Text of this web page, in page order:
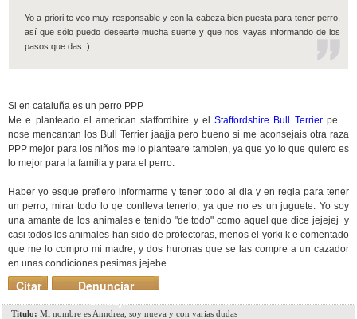
Yo a priori te veo muy responsable y con la cabeza bien puesta para tener perro,
así que sólo puedo desearte mucha suerte y que nos vayas informando de los
pasos que das :).
Si en cataluña es un perro PPP
Me e planteado el american staffordhire y elStaffordshire Bull Terrierpero,
nose mencantan los Bull Terrier jaajja pero bueno si me aconsejais otra raza
PPP mejor para los niños me lo planteare tambien, ya que yo lo que quiero es
lo mejor para la familia y para el perro.
Haber yo esque prefiero informarme y tener todo al dia y en regla para tener
un perro, mirar todo lo qe conlleva tenerlo, ya que no es un juguete. Yo soy
una amante de los animales e tenido "de todo" como aquel que dice jejejej y
casi todos los animales han sido de protectoras, menos el yorki k e comentado
que me lo compro mi madre, y dos huronas que se las compre a un cazador
en unas condiciones pesimas jejebe
Denunciar
mensaje
Citar
Titulo: Mi nombre es Anndrea, soy nueva y con varias dudas